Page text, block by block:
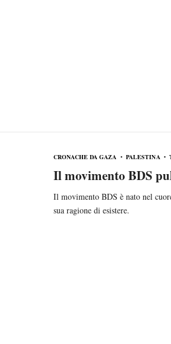
CRONACHE DA GAZA PALESTINA
Il movimento BDS
Il movimento BDS è nato nel
sua ragione di esistere.